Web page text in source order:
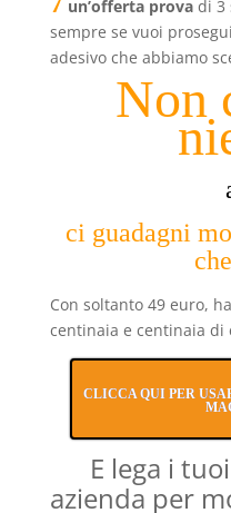
un’offerta provadi 3
sempre se vuoi
adesivo che abbiamo
Non
ci guadagni
Con soltanto 49 euro,
centinaia e centinaia di
CLICCA QUI PER
E lega i
azienda per